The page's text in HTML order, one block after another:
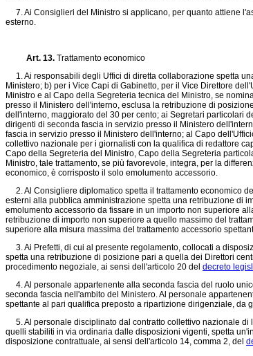
7. Ai Consiglieri del Ministro si applicano, per quanto attiene
esterno.
Art. 13. Trattamento economico
1. Ai responsabili degli Uffici di diretta collaborazione spetta
Ministero; b) per i Vice Capi di Gabinetto, per il Vice Direttore
Ministro e al Capo della Segreteria tecnica del Ministro, se
presso il Ministero dell'interno, esclusa la retribuzione di
dell'interno, maggiorato del 30 per cento; ai Segretari particolari
dirigenti di seconda fascia in servizio presso il Ministero
fascia in servizio presso il Ministero dell'interno; al Capo
collettivo nazionale per i giornalisti con la qualifica di redattore
Capo della Segreteria del Ministro, Capo della Segreteria
Ministro, tale trattamento, se più favorevole, integra, per la
economico, è corrisposto il solo emolumento accessorio.
2. Al Consigliere diplomatico spetta il trattamento economico
esterni alla pubblica amministrazione spetta una retribuzione di
emolumento accessorio da fissare in un importo non superiore
retribuzione di importo non superiore a quello massimo del
superiore alla misura massima del trattamento accessorio
3. Ai Prefetti, di cui al presente regolamento, collocati a
spetta una retribuzione di posizione pari a quella dei Direttori
procedimento negoziale, ai sensi dell'articolo 20 del decreto
4. Al personale appartenente alla seconda fascia del ruolo
seconda fascia nell'ambito del Ministero. Al personale
spettante al pari qualifica preposto a ripartizione dirigenziale, da
5. Al personale disciplinato dal contratto collettivo nazionale di
quelli stabiliti in via ordinaria dalle disposizioni vigenti, spetta
disposizione contrattuale, ai sensi dell'articolo 14, comma 2, del